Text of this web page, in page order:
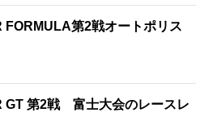
FORMULA第2戦オートポリス
GT 第2戦 富士大会のレースレ